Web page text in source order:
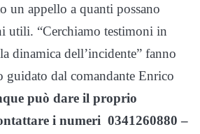
un appello a quanti possano
utili. “Cerchiamo testimoni in
dinamica dell’incidente” fanno
guidato dal comandante Enrico
può dare il proprio
i numeri 0341260880 –